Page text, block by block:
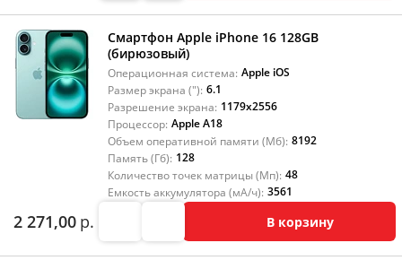
Смартфон Apple iPhone 16 128GB
(бирюзовый)
Операционная система: Apple iOS
Размер экрана ("): 6.1
Разрешение экрана: 1179x2556
Процессор: Apple A18
Объем оперативной памяти (Мб): 8192
Память (Гб): 128
Количество точек матрицы (Мп): 48
Емкость аккумулятора (мА/ч): 3561
2 271,00 р. В корзину